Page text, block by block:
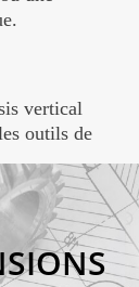
vertical
outils de